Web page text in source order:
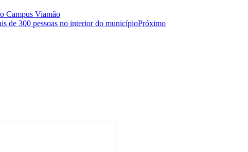
Campus Viamão
de 300 pessoas no interior do municípioPróximo